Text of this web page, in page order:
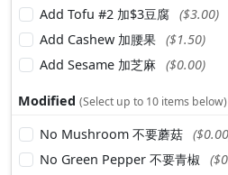
Add Tofu #2 加$3豆腐 ($3.00)
Add Cashew 加腰果 ($1.50)
Add Sesame 加芝麻
($0.00)
Modified (Select up to 10 items below)
No Mushroom 不要蘑菇
No Green Pepper 不要青椒